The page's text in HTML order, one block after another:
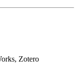
Zotero